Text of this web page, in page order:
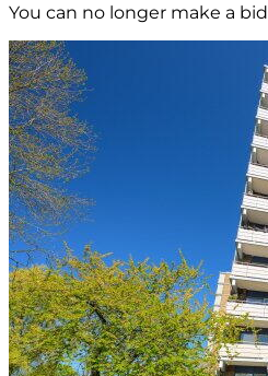
You can no longer make a bid